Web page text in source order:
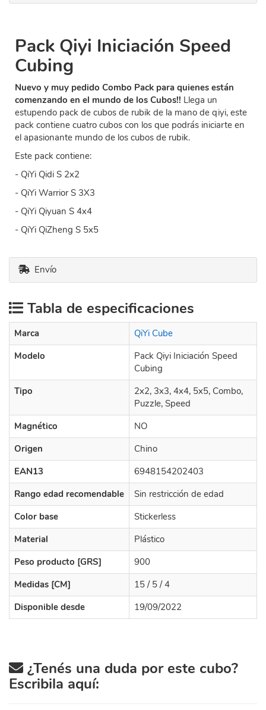
Pack Qiyi Iniciación Speed
Cubing
Nuevo y muy pedido Combo Pack para quienes están
comenzando en el mundo de los Cubos!! Llega un
estupendo pack de cubos de rubik de la mano de qiyi, este
pack contiene cuatro cubos con los que podrás iniciarte en
el apasionante mundo de los cubos de rubik.
Este pack contiene:
- QiYi Qidi S 2x2
- QiYi Warrior S 3X3
- QiYi Qiyuan S 4x4
- QiYi QiZheng S 5x5
Envío
Tabla de especificaciones
Marca
QiYi Cube
Modelo
Pack Qiyi Iniciación Speed
Cubing
Tipo
2x2, 3x3, 4x4, 5x5, Combo,
Puzzle, Speed
Magnético
NO
Origen
Chino
EAN13
6948154202403
Rango edad recomendable
Sin restricción de edad
Color base
Stickerless
Material
Plástico
Peso producto [GRS]
900
Medidas [CM]
15 / 5 / 4
Disponible desde
19/09/2022
¿Tenés una duda por este cubo?
Escribila aquí: